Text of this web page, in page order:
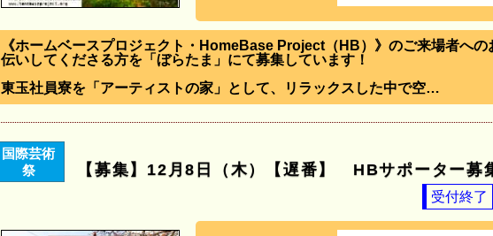
《ホームベースプロジェクト・HomeBase Project（HB）》のご来場者への
伝いしてくださる方を「ぼらたま」にて募集しています！
東玉社員寮を「アーティストの家」として、リラックスした中で空…
国際芸術
祭
【募集】12月8日（木）【遅番】 HBサポーター募
受付終了